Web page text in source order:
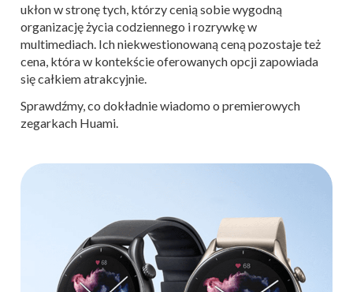
ukłon w stronę tych, którzy cenią sobie wygodną
organizację życia codziennego i rozrywkę w
multimediach. Ich niekwestionowaną ceną pozostaje też
cena, która w kontekście oferowanych opcji zapowiada
się całkiem atrakcyjnie.
Sprawdźmy, co dokładnie wiadomo o premierowych
zegarkach Huami.